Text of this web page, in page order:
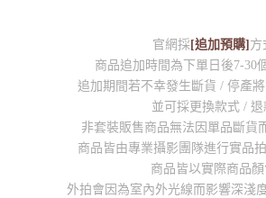
官網採 [追加預購] 方
商品追加時間為下單日後7-30
追加期間若不幸發生斷貨 / 停產
並可採更換款式 / 退
非套裝販售商品無法因單品斷貨
商品皆由專業攝影團隊進行實品
商品皆以實際商品
外拍會因為室內外光線而影響深淺